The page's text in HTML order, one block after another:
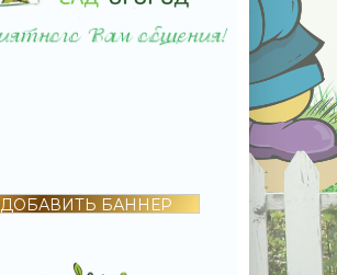
ДОБАВИТЬ БАННЕР